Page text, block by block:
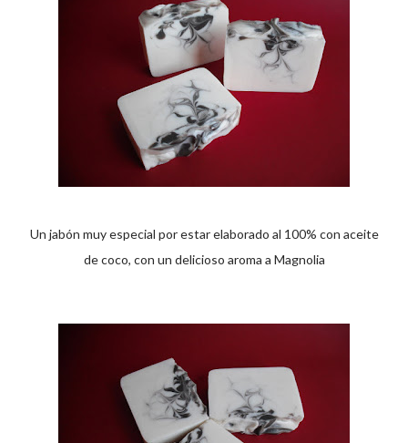
Un jabón muy especial por estar elaborado al 100% con aceite
de coco, con un delicioso aroma a Magnolia